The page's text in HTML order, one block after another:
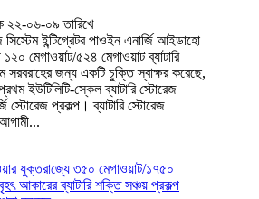
২২-০৬-০৯ তারিখে
সিস্টেম ইন্টিগ্রেটর পাওইন এনার্জি আইডাহো
১২০ মেগাওয়াট/৫২৪ মেগাওয়াট ব্যাটারি
সরবরাহের জন্য একটি চুক্তি স্বাক্ষর করেছে,
ইউটিলিটি-স্কেল ব্যাটারি স্টোরেজ
স্টোরেজ প্রকল্প। ব্যাটারি স্টোরেজ